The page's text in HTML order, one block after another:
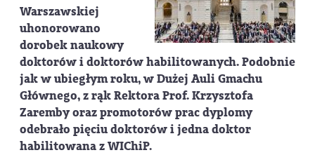
Warszawskiej
uhonorowano
dorobek naukowy
doktorów i doktorów habilitowanych. Podobnie
jak w ubiegłym roku, w Dużej Auli Gmachu
Głównego, z rąk Rektora Prof. Krzysztofa
Zaremby oraz promotorów prac dyplomy
odebrało pięciu doktorów i jedna doktor
habilitowana z WIChiP.